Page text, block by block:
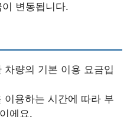
변동됩니다.
차량의 기본 이용 요금입
이용하는 시간에 따라 부
에요.